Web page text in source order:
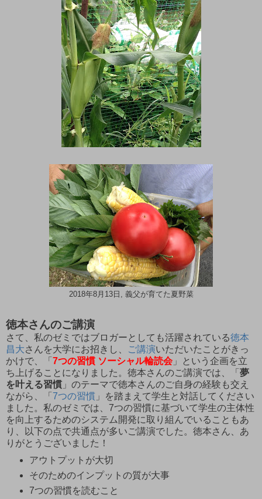
2018年8月13日, 義父が育てた夏野菜
徳本さんのご講演
さて、私のゼミではブロガーとしても活躍されている徳本
昌大さんを大学にお招きし、 ご講演いただいたことがきっ
かけで、「 7つの習慣 ソーシャル輪読会 」という企画を立
ち上げることになりました。徳本さんのご講演では、「 夢
を叶える習慣 」のテーマで徳本さんのご自身の経験も交え
ながら、「 7つの習慣 」を踏まえて学生と対話してください
ました。私のゼミでは、7つの習慣に基づいて学生の主体性
を向上するためのシステム開発に取り組んでいることもあ
り、以下の点で共通点が多いご講演でした。徳本さん、あ
りがとうございました！
アウトプットが大切
そのためのインプットの質が大事
7つの習慣を読むこと